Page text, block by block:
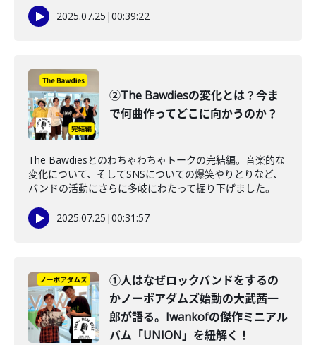
2025.07.25 |00:39:22
②The Bawdiesの変化とは？今ま
で何曲作ってどこに向かうのか？
The Bawdiesとのわちゃわちゃトークの完結編。音楽的な
変化について、そしてSNSについての爆笑やりとりなど、
バンドの活動にさらに多岐にわたって掘り下げました。
2025.07.25 |00:31:57
①人はなぜロックバンドをするの
かノーボアダムズ始動の大武茜一
郎が語る。Iwankofの傑作ミニアル
バム「UNION」を紐解く！